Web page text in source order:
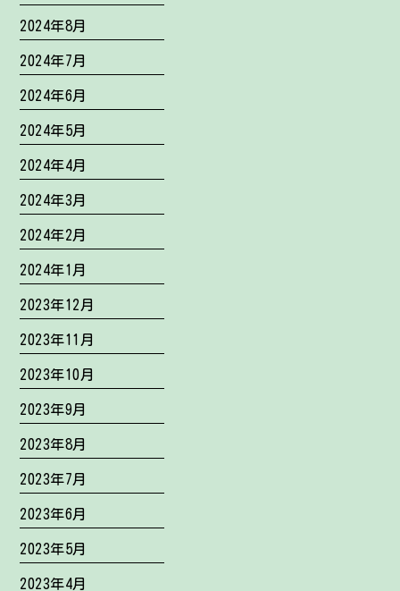
2024年8月
2024年7月
2024年6月
2024年5月
2024年4月
2024年3月
2024年2月
2024年1月
2023年12月
2023年11月
2023年10月
2023年9月
2023年8月
2023年7月
2023年6月
2023年5月
2023年4月